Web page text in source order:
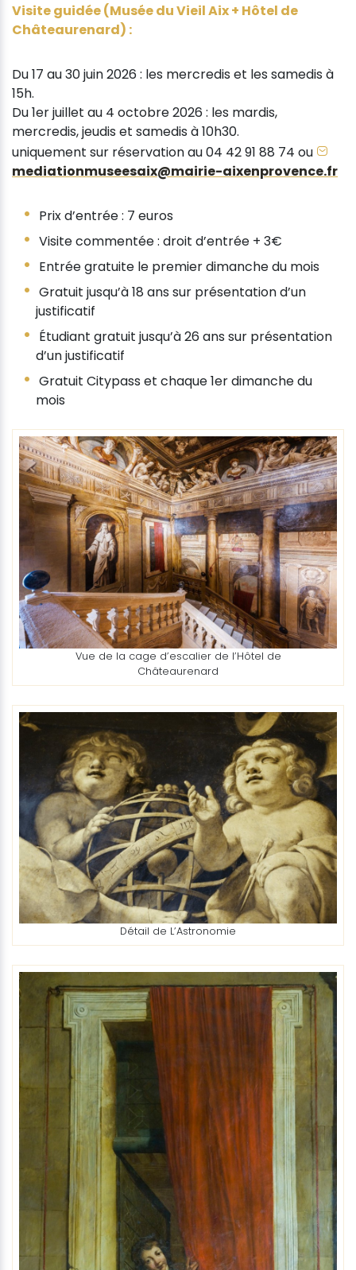
Visite guidée (Musée du Vieil Aix + Hôtel de
Châteaurenard) :
Du 17 au 30 juin 2026 : les mercredis et les samedis à
15h.
Du 1er juillet au 4 octobre 2026 : les mardis,
mercredis, jeudis et samedis à 10h30.
uniquement sur réservation au 04 42 91 88 74 ou
mediationmuseesaix@mairie-aixenprovence.fr
Prix d’entrée : 7 euros
Visite commentée : droit d’entrée + 3€
Entrée gratuite le premier dimanche du mois
Gratuit jusqu’à 18 ans sur présentation d’un
justificatif
Étudiant gratuit jusqu’à 26 ans sur présentation
d’un justificatif
Gratuit Citypass et chaque 1er dimanche du
mois
Vue de la cage d’escalier de l’Hôtel de
Châteaurenard
Détail de L’Astronomie